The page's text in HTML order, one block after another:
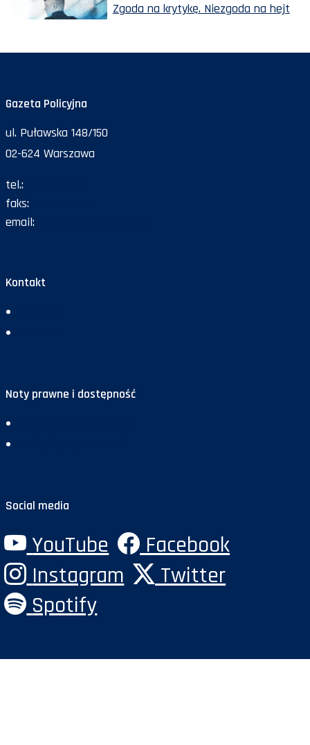
Zgoda na krytykę. Niezgoda na hejt
Gazeta Policyjna
ul. Puławska 148/150
02-624 Warszawa
tel.:
faks:
email:
Kontakt
Noty prawne i dostępność
Social media
YouTube
Facebook
Instagram
Twitter
Spotify